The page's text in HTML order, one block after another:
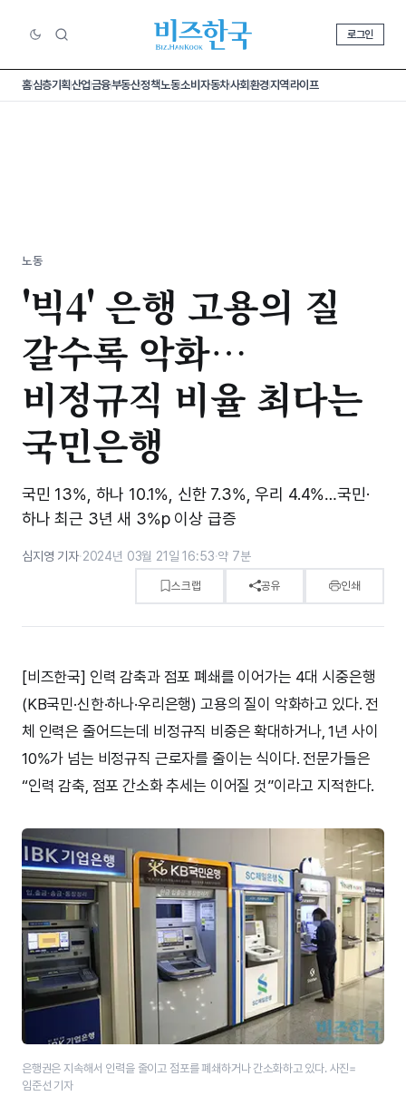
로그인
홈심층기획산업금융부동산정책노동소비 자동차사회환경지역라이프
노동
'빅4' 은행 고용의 질
갈수록 악화…
비정규직 비율 최다는
국민은행
국민 13%, 하나 10.1%, 신한 7.3%, 우리 4.4%…국민·
하나 최근 3년 새 3%p 이상 급증
심지영 기자·2024년 03월 21일 16:53·약 7분
스크랩 공유 인쇄
[비즈한국] 인력 감축과 점포 폐쇄를 이어가는 4대 시중은행
(KB국민·신한·하나·우리은행) 고용의 질이 악화하고 있다. 전
체 인력은 줄어드는데 비정규직 비중은 확대하거나, 1년 사이
10%가 넘는 비정규직 근로자를 줄이는 식이다. 전문가들은
“인력 감축, 점포 간소화 추세는 이어질 것”이라고 지적한다.
은행권은 지속해서 인력을 줄이고 점포를 폐쇄하거나 간소화하고 있다. 사진=
임준선 기자